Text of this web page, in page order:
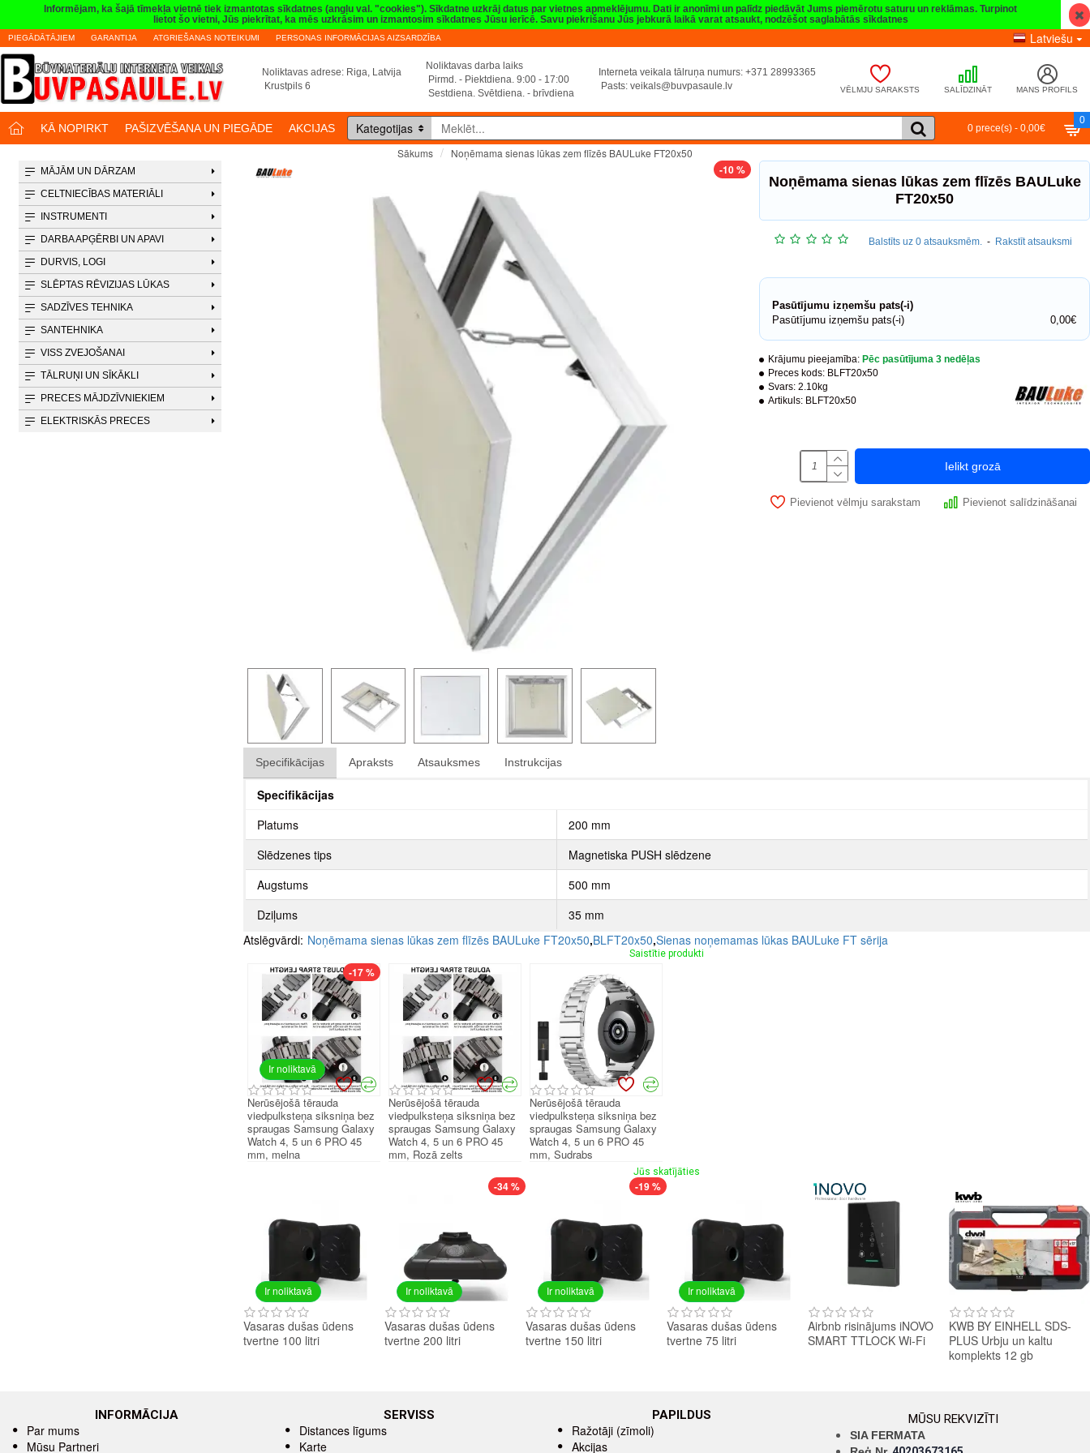
Informējam, ka šajā tīmekļa vietnē tiek izmantotas sīkdatnes (angļu val. "cookies"). Sīkdatne uzkrāj datus par vietnes apmeklējumu. Dati ir anonīmi un palīdz piedāvāt Jums piemērotu saturu un reklāmas. Turpinot
lietot šo vietni, Jūs piekrītat, ka mēs uzkrāsim un izmantosim sīkdatnes Jūsu ierīcē. Savu piekrišanu Jūs jebkurā laikā varat atsaukt, nodzēšot saglabātās sīkdatnes
PIEGĀDĀTĀJIEM GARANTIJA ATGRIEŠANAS NOTEIKUMI PERSONAS INFORMĀCIJAS AIZSARDZĪBA Latviešu
Noliktavas adrese: Riga, Latvija
Krustpils 6
Noliktavas darba laiks
Pirmd. - Piektdiena. 9:00 - 17:00
Sestdiena. Svētdiena. - brīvdiena
Interneta veikala tālruņa numurs: +371 28993365
Pasts: veikals@buvpasaule.lv VĒLMJU SARAKSTS SALĪDZINĀT MANS PROFILS
KĀ NOPIRKT PAŠIZVĒŠANA UN PIEGĀDE AKCIJAS Kategotijas 0 prece(s) - 0,00€
0
Sākums Noņēmama sienas lūkas zem flīzēs BAULuke FT20x50
MĀJĀM UN DĀRZAM
CELTNIECĪBAS MATERIĀLI
INSTRUMENTI
DARBA APĢĒRBI UN APAVI
DURVIS, LOGI
SLĒPTAS RĒVIZIJAS LŪKAS
SADZĪVES TEHNIKA
SANTEHNIKA
VISS ZVEJOŠANAI
TĀLRUŅI UN SĪKĀKLI
PRECES MĀJDZĪVNIEKIEM
ELEKTRISKĀS PRECES
-10 %
Noņēmama sienas lūkas zem flīzēs BAULuke
FT20x50
Krājumu pieejamība: Pēc pasūtījuma 3 nedēļas
Preces kods: BLFT20x50
Svars: 2.10kg
Artikuls: BLFT20x50
Balstīts uz 0 atsauksmēm. - Rakstīt atsauksmi
Pasūtījumu izņemšu pats(-i)
Pasūtījumu izņemšu pats(-i)
0,00€
Ielikt grozā
Pievienot vēlmju sarakstam Pievienot salīdzināšanai
Specifikācijas Apraksts Atsauksmes Instrukcijas
Specifikācijas
Platums
200 mm
Slēdzenes tips
Magnetiska PUSH slēdzene
Augstums
500 mm
Dziļums
35 mm
Atslēgvārdi: Noņēmama sienas lūkas zem flīzēs BAULuke FT20x50,BLFT20x50,Sienas noņemamas lūkas BAULuke FT sērija
Saistītie produkti
Ir noliktavā
-17 %
Nerūsējošā tērauda
viedpulksteņa siksniņa bez
spraugas Samsung Galaxy
Watch 4, 5 un 6 PRO 45
mm, melna
Nerūsējošā tērauda
viedpulksteņa siksniņa bez
spraugas Samsung Galaxy
Watch 4, 5 un 6 PRO 45
mm, Rozā zelts
Nerūsējošā tērauda
viedpulksteņa siksniņa bez
spraugas Samsung Galaxy
Watch 4, 5 un 6 PRO 45
mm, Sudrabs
Jūs skatījāties
Ir noliktavā
Vasaras dušas ūdens
tvertne 100 litri
Ir noliktavā
-34 %
Vasaras dušas ūdens
tvertne 200 litri
Ir noliktavā
-19 %
Vasaras dušas ūdens
tvertne 150 litri
Ir noliktavā
Vasaras dušas ūdens
tvertne 75 litri
Airbnb risinājums iNOVO
SMART TTLOCK Wi-Fi
KWB BY EINHELL SDS-
PLUS Urbju un kaltu
komplekts 12 gb
INFORMĀCIJA
Par mums
Mūsu Partneri
SERVISS
Distances līgums
Karte
PAPILDUS
Ražotāji (zīmoli)
Akcijas
MŪSU REKVIZĪTI
SIA FERMATA